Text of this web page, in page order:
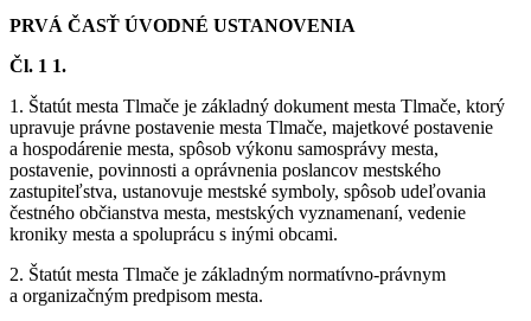
PRVÁ ČASŤ ÚVODNÉ USTANOVENIA
Čl. 1 1.
1. Štatút mesta Tlmače je základný dokument mesta Tlmače, ktorý
upravuje právne postavenie mesta Tlmače, majetkové postavenie
a hospodárenie mesta, spôsob výkonu samosprávy mesta,
postavenie, povinnosti a oprávnenia poslancov mestského
zastupiteľstva, ustanovuje mestské symboly, spôsob udeľovania
čestného občianstva mesta, mestských vyznamenaní, vedenie
kroniky mesta a spoluprácu s inými obcami.
2. Štatút mesta Tlmače je základným normatívno-právnym
a organizačným predpisom mesta.